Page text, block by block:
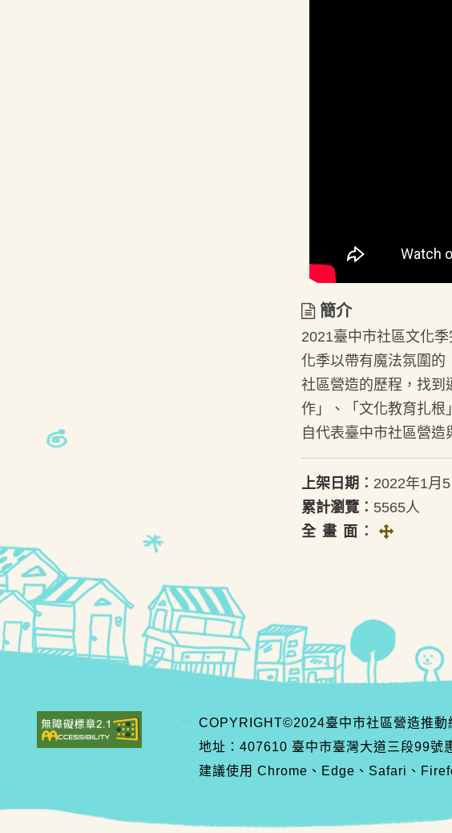
簡介
簡介
2021臺中市社區文化
化季以帶有魔法氛圍的
社區營造的歷程，找到
作」、「文化教育扎根
自代表臺中市社區營造
上架日期︰ 2022年1月
累計瀏覽︰ 5565人
全 畫 面︰
全畫面
COPYRIGHT©2024臺中市社區營造推動
地址：407610 臺中市臺灣大道三段99號
建議使用 Chrome、Edge、Safari、